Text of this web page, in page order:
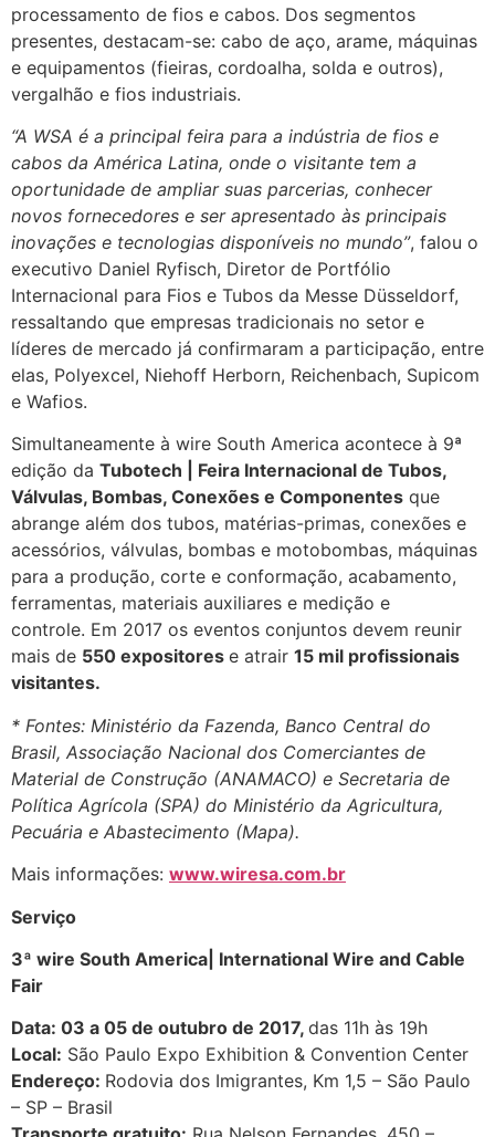
processamento de fios e cabos. Dos segmentos
presentes, destacam-se: cabo de aço, arame, máquinas
e equipamentos (fieiras, cordoalha, solda e outros),
vergalhão e fios industriais.
“A WSA é a principal feira para a indústria de fios e
cabos da América Latina, onde o visitante tem a
oportunidade de ampliar suas parcerias, conhecer
novos fornecedores e ser apresentado às principais
inovações e tecnologias disponíveis no mundo”, falou o
executivo Daniel Ryfisch, Diretor de Portfólio
Internacional para Fios e Tubos da Messe Düsseldorf,
ressaltando que empresas tradicionais no setor e
líderes de mercado já confirmaram a participação, entre
elas, Polyexcel, Niehoff Herborn, Reichenbach, Supicom
e Wafios.
Simultaneamente à wire South America acontece à 9ª
edição da Tubotech | Feira Internacional de Tubos,
Válvulas, Bombas, Conexões e Componentes que
abrange além dos tubos, matérias-primas, conexões e
acessórios, válvulas, bombas e motobombas, máquinas
para a produção, corte e conformação, acabamento,
ferramentas, materiais auxiliares e medição e
controle. Em 2017 os eventos conjuntos devem reunir
mais de 550 expositores e atrair 15 mil profissionais
visitantes.
* Fontes: Ministério da Fazenda, Banco Central do
Brasil, Associação Nacional dos Comerciantes de
Material de Construção (ANAMACO) e Secretaria de
Política Agrícola (SPA) do Ministério da Agricultura,
Pecuária e Abastecimento (Mapa).
Mais informações: www.wiresa.com.br
Serviço
3ª wire South America| International Wire and Cable
Fair
Data: 03 a 05 de outubro de 2017, das 11h às 19h
Local: São Paulo Expo Exhibition & Convention Center
Endereço: Rodovia dos Imigrantes, Km 1,5 – São Paulo
– SP – Brasil